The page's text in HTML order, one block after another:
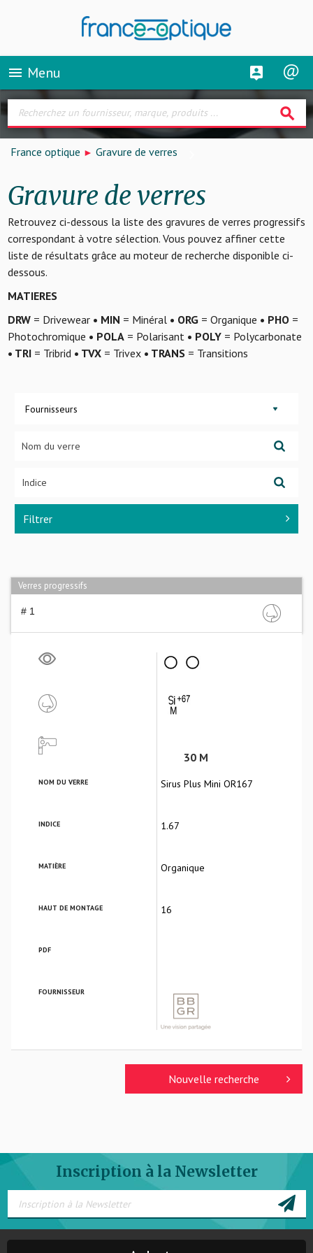
menu Menu
search
France optique Gravure de verres
Gravure de verres
Retrouvez ci-dessous la liste des gravures de verres progressifs
correspondant à votre sélection. Vous pouvez affiner cette
liste de résultats grâce au moteur de recherche disponible ci-
dessous.
MATIERES
DRW= Drivewear • MIN = Minéral • ORG= Organique • PHO=
Photochromique • POLA= Polarisant • POLY= Polycarbonate
• TRI= Tribrid • TVX= Trivex • TRANS= Transitions
Fournisseurs
Filtrer
Verres progressifs
# 1
30 M
NOM DU VERRE Sirus Plus Mini OR167
INDICE 1.67
MATIÈRE Organique
HAUT DE MONTAGE 16
PDF
FOURNISSEUR
Nouvelle recherche
Inscription à la Newsletter